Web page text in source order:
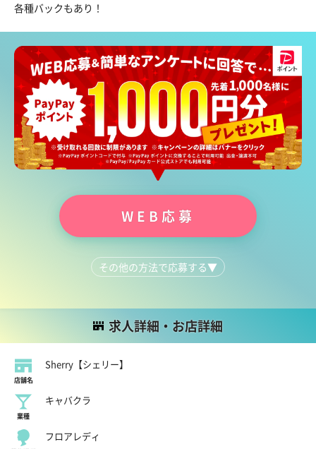
というわけで、皆さんのご応募をお待ちしています！
各種バックもあり！
WEB応募
その他の方法で応募する▼
求人詳細・お店詳細
店舗名
Sherry【シェリー】
業種
キャバクラ
フロアレディ